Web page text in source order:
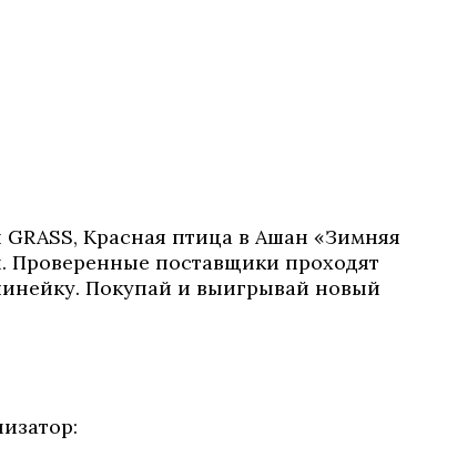
Красная птица в Ашан «Зимняя
Проверенные поставщики проходят
Покупай и выигрывай новый